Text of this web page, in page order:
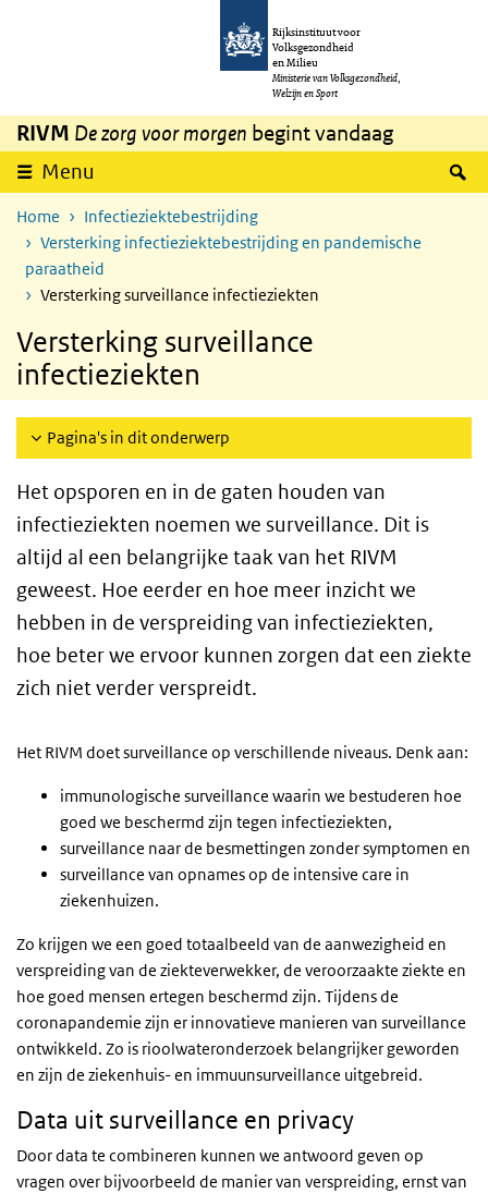
Overslaan en naar de inhoud gaan
Rijksinstituut voor
Volksgezondheid
en Milieu
Ministerie van Volksgezondheid,
Welzijn en Sport
RIVM De zorg voor morgen begint vandaag
Menu
Home
Infectieziektebestrijding
Versterking infectieziektebestrijding en pandemische
paraatheid
Versterking surveillance infectieziekten
Versterking surveillance
infectieziekten
Pagina's in dit onderwerp
Het opsporen en in de gaten houden van
infectieziekten noemen we surveillance. Dit is
altijd al een belangrijke taak van het RIVM
geweest. Hoe eerder en hoe meer inzicht we
hebben in de verspreiding van infectieziekten,
hoe beter we ervoor kunnen zorgen dat een ziekte
zich niet verder verspreidt.
Het RIVM doet surveillance op verschillende niveaus. Denk aan:
immunologische surveillance waarin we bestuderen hoe
goed we beschermd zijn tegen infectieziekten,
surveillance naar de besmettingen zonder symptomen en
surveillance van opnames op de intensive care in
ziekenhuizen.
Zo krijgen we een goed totaalbeeld van de aanwezigheid en
verspreiding van de ziekteverwekker, de veroorzaakte ziekte en
hoe goed mensen ertegen beschermd zijn. Tijdens de
coronapandemie zijn er innovatieve manieren van surveillance
ontwikkeld. Zo is rioolwateronderzoek belangrijker geworden
en zijn de ziekenhuis- en immuunsurveillance uitgebreid.
Data uit surveillance en privacy
Door data te combineren kunnen we antwoord geven op
vragen over bijvoorbeeld de manier van verspreiding, ernst van